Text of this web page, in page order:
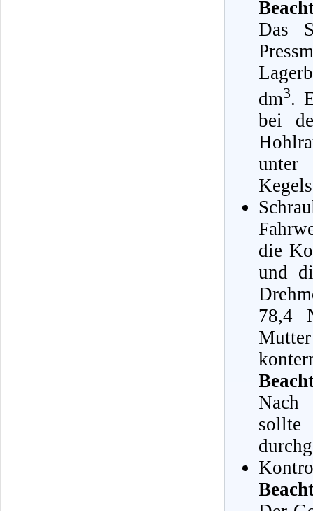
Das
dm3.
bei
unter
die
und
78,4
Nach